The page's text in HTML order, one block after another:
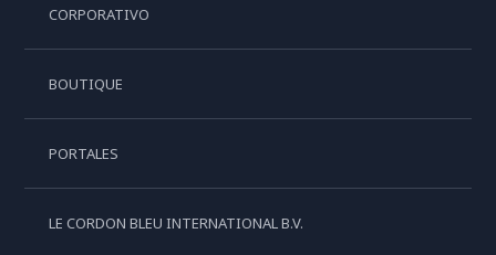
CORPORATIVO
BOUTIQUE
PORTALES
LE CORDON BLEU INTERNATIONAL B.V.